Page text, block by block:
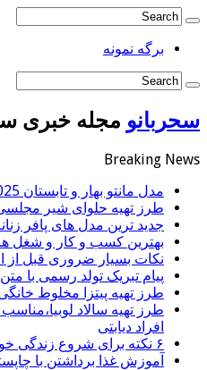
برگه نمونه
سحربانو مجله خبری
Breaking News
مدل مانتو بهار و تابستان 2025 برندهای ایرانی
طرز تهیه حلوای شیر
جدید ترین مدل های پافر
بهترین کسب و کار و شغل
نکات بسیار ضروری قبل از
پیام تبریک تولد رسمی با
طرز تهیه پیتزا مخلوط
طرز تهیه سالاد
افراد دیابتی
۶ نکته برای شروع زندگی خوابگاهی
آموزش غذا برداشتن با